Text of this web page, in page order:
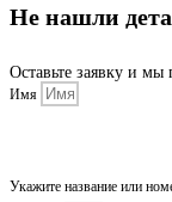
Не нашли
Оставьте заявку и мы
Имя
Укажите название или